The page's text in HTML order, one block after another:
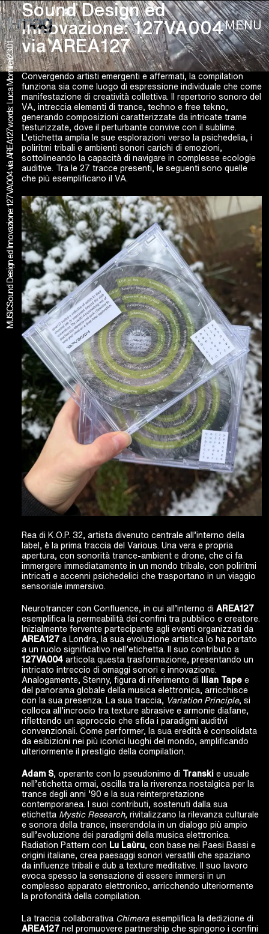
MENU
MUSIC
Sound Design ed Innovazione: 127VA004 via AREA127
words: Luca Morniroli
23.01
Sound Design ed
Innovazione: 127VA004
via AREA127
Convergendo artisti emergenti e affermati, la compilation
funziona sia come luogo di espressione individuale che come
manifestazione di creatività collettiva. Il repertorio sonoro del
VA, intreccia elementi di trance, techno e free tekno,
generando composizioni caratterizzate da intricate trame
testurizzate, dove il perturbante convive con il sublime.
L’etichetta amplia le sue esplorazioni verso la psichedelia, i
poliritmi tribali e ambienti sonori carichi di emozioni,
sottolineando la capacità di navigare in complesse ecologie
auditive. Tra le 27 tracce presenti, le seguenti sono quelle
che più esemplificano il VA.
Rea di K.O.P. 32, artista divenuto centrale all’interno della
label, è la prima traccia del Various. Una vera e propria
apertura, con sonorità trance-ambient e drone, che ci fa
immergere immediatamente in un mondo tribale, con poliritmi
intricati e accenni psichedelici che trasportano in un viaggio
sensoriale immersivo.
Neurotrancer con Confluence, in cui all’interno di AREA127
esemplifica la permeabilità dei confini tra pubblico e creatore.
Inizialmente fervente partecipante agli eventi organizzati da
AREA127 a Londra, la sua evoluzione artistica lo ha portato
a un ruolo significativo nell’etichetta. Il suo contributo a
127VA004 articola questa trasformazione, presentando un
intricato intreccio di omaggi sonori e innovazione.
Analogamente, Stenny, figura di riferimento di
Ilian Tape e
del panorama globale della musica elettronica, arricchisce
con la sua presenza. La sua traccia, Variation Principle, si
colloca all’incrocio tra texture abrasive e armonie diafane,
riflettendo un approccio che sfida i paradigmi auditivi
convenzionali. Come performer, la sua eredità è consolidata
da esibizioni nei più iconici luoghi del mondo, amplificando
ulteriormente il prestigio della compilation.
Adam S, operante con lo pseudonimo di Transki e usuale
nell’etichetta ormai, oscilla tra la riverenza nostalgica per la
trance degli anni ’90 e la sua reinterpretazione
contemporanea. I suoi contributi, sostenuti dalla sua
etichetta Mystic Research, rivitalizzano la rilevanza culturale
e sonora della trance, inserendola in un dialogo più ampio
sull’evoluzione dei paradigmi della musica elettronica.
Radiation Pattern con Lu Laùru, con base nei Paesi Bassi e
origini italiane, crea paesaggi sonori versatili che spaziano
da influenze tribali e dub a texture meditative. Il suo lavoro
evoca spesso la sensazione di essere immersi in un
complesso apparato elettronico, arricchendo ulteriormente
la profondità della compilation.
La traccia collaborativa Chimeraesemplifica la dedizione di
AREA127 nel promuovere partnership che spingono i confini